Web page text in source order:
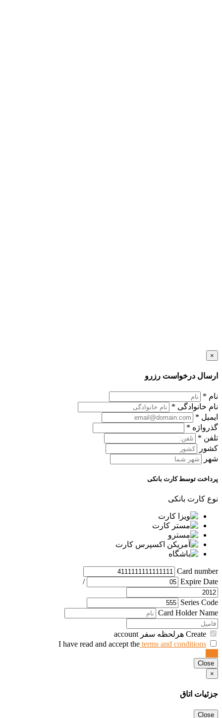
×
ارسال درخواست رزرو
نام *
نام خانوادگی *
ایمیل *
گذرواژه *
تلفن *
کشور
شهر
پرداخت توسط کارت بانکی
نوع کارت بانکی
Card number
Expire Date
/
Series Code
Card Holder Name
terms and conditions
Close
×
جزئیات اتاق
Close